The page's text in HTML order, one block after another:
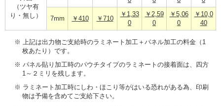
（ツヤ有
り・無し）
7mm ￥410 ￥710
￥1,33
0
￥2,59
0
￥5,06
0
￥10,0
40
※ 上記は出力物ご支給時のラミネート加工＋パネル加工の料金（1
枚あたり）です。
※ パネル貼り加工時のパウチタイプのラミネートの接着面は、四方
1～２ミリを残します。
※ ラミネート加工時にしわ・ほこり等がはいる恐れがある為、印刷
物は予備を含めてご支給下さい。